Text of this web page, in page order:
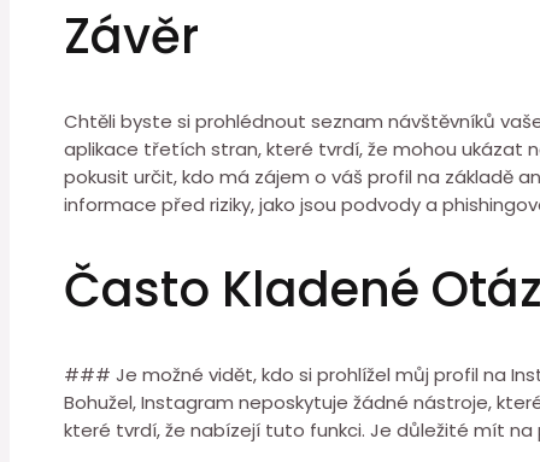
Závěr
Chtěli byste si prohlédnout seznam návštěvníků
aplikace třetích stran, které tvrdí, že mohou ukázat
pokusit určit, kdo má zájem o váš profil na základě
informace před riziky, jako jsou podvody a
Často Kladené
### Je možné vidět, kdo si prohlížel můj profil na
Bohužel, Instagram neposkytuje žádné nástroje,
které tvrdí, že nabízejí tuto funkci. Je důležité mít